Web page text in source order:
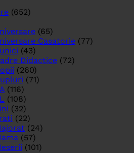
(652)
(65)
Casatorie (77)
(43)
Didactice (72)
(260)
(71)
(116)
(108)
(32)
(22)
(24)
(57)
(101)